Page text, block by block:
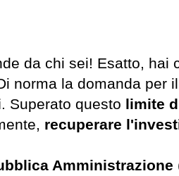
da chi sei! Esatto, hai
norma la domanda per il
. Superato questo limite
recuperare
Amministrazione